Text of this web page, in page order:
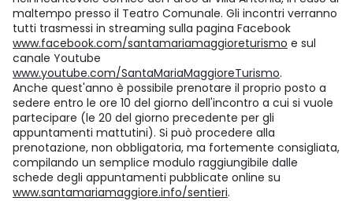
maltempo presso il Teatro Comunale. Gli incontri verranno
tutti trasmessi in streaming sulla pagina Facebook
www.facebook.com/santamariamaggioreturismo e sul
canale Youtube
www.youtube.com/SantaMariaMaggioreTurismo.
Anche quest'anno è possibile prenotare il proprio posto a
sedere entro le ore 10 del giorno dell'incontro a cui si vuole
partecipare (le 20 del giorno precedente per gli
appuntamenti mattutini). Si può procedere alla
prenotazione, non obbligatoria, ma fortemente consigliata,
compilando un semplice modulo raggiungibile dalle
schede degli appuntamenti pubblicate online su
www.santamariamaggiore.info/sentieri.